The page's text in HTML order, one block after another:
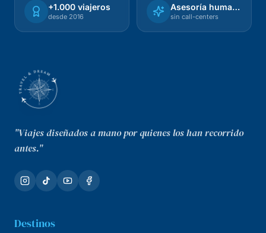
+1.000 viajeros
desde 2016
Asesoría humana
sin call-centers
"Viajes diseñados a mano por quienes los han recorrido
antes."
Destinos